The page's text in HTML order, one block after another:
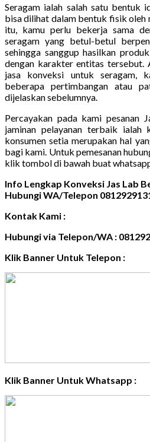
Seragam ialah salah satu bentuk
bisa dilihat dalam bentuk fisik oleh
itu, kamu perlu bekerja sama
seragam yang betul-betul
sehingga sanggup hasilkan
dengan karakter entitas tersebut.
jasa konveksi untuk seragam,
beberapa pertimbangan atau
dijelaskan sebelumnya.
Percayakan pada kami pesanan
jaminan pelayanan terbaik ialah
konsumen setia merupakan hal
bagi kami. Untuk pemesanan
klik tombol di bawah buat
Info Lengkap Konveksi Jas Lab
Hubungi WA/Telepon
Kontak Kami :
Hubungi via Telepon/WA :
Klik Banner Untuk Telepon :
Klik Banner Untuk Whatsapp :